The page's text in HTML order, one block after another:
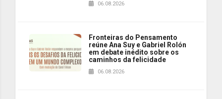
06.08.2026
Fronteiras do Pensamento
reúne Ana Suy e Gabriel Rolón
em debate inédito sobre os
caminhos da felicidade
06.08.2026